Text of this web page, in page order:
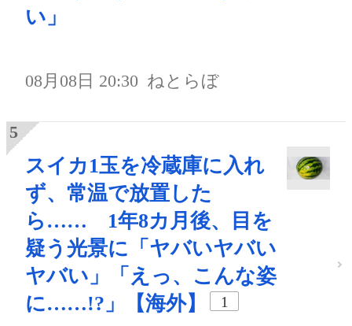
い」
08月08日 20:30 ねとらぼ
スイカ1玉を冷蔵庫に入れ
ず、常温で放置した
ら…… 1年8カ月後、目を
疑う光景に「ヤバいヤバい
ヤバい」「えっ、こんな姿
に……!?」【海外】
1